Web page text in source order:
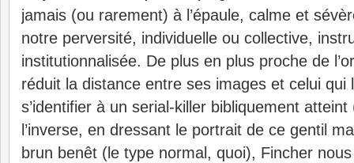
jamais (ou rarement) à l’épaule, calme et
notre perversité, individuelle ou collective,
institutionnalisée. De plus en plus proche de
réduit la distance entre ses images et celui qui
s’identifier à un serial-killer bibliquement
l’inverse, en dressant le portrait de ce gentil
brun benêt (le type normal, quoi), Fincher